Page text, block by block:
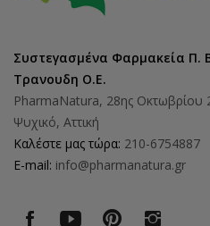
Συστεγασμένα Φαρμακεία Π.
Τρανουδη Ο.Ε.
PharmaNatura, 28ης Οκτωβρίου
Ψυχικό, Αττική
Καλέστε μας τώρα: 210-6754887
E-mail: info@pharmanatura.gr